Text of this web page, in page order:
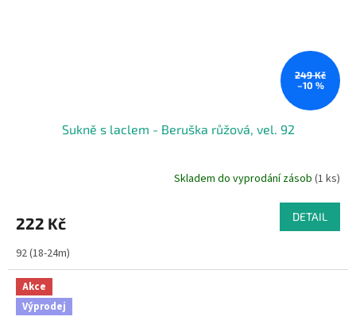
249 Kč
–10 %
Sukně s laclem - Beruška růžová, vel. 92
Skladem do vyprodání zásob (1 ks)
222 Kč DETAIL
92 (18-24m)
Akce
Výprodej